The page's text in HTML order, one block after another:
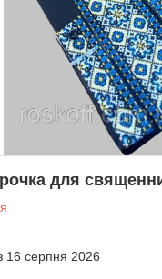
для
16 серпня 2026